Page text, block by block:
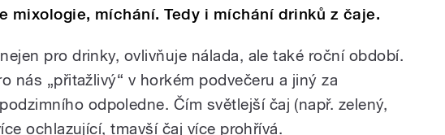
mixologie, míchání. Tedy i míchání drinků z čaje.
pro drinky, ovlivňuje nálada, ale také roční období.
nás „přitažlivý“ v horkém podvečeru a jiný za
odpoledne. Čím světlejší čaj (např. zelený,
ochlazující, tmavší čaj více prohřívá.